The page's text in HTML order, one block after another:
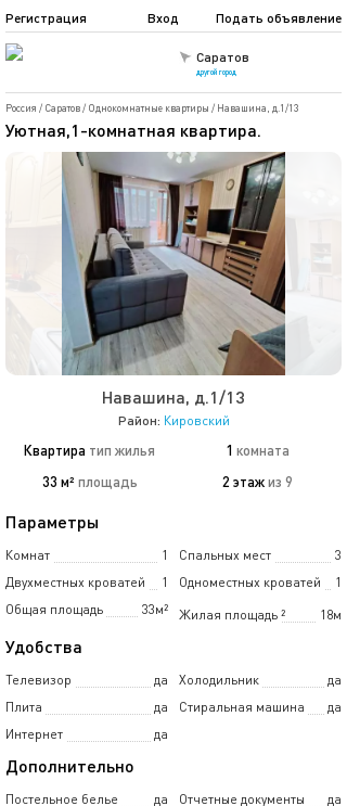
Саратов
другой город
Подать объявление
Регистрация Вход
Россия / Саратов/ Однокомнатные квартиры / Навашина, д.1/13
Уютная,1-комнатная квартира.
Навашина, д.1/13
Район: Кировский
Квартира тип жилья 1 комната
33 м² площадь 2 этажиз 9
Параметры
Комнат 1 Спальных мест
3
Двухместных кроватей
1 Одноместных кроватей
1
Общая площадь
33м² Жилая площадь 18м
²
Удобства
Телевизор да Холодильник
да
Плита
да Стиральная машина
да
Интернет
да
Дополнительно
Постельное белье да Отчетные документы
да